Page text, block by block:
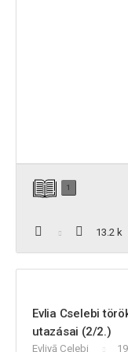
1
13.2 k
Evlia Cselebi
utazásai (2/2.)
Evliyā Çelebi